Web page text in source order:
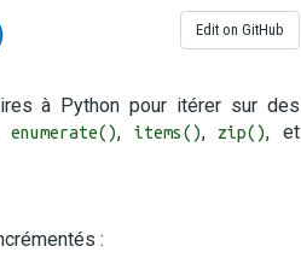
Edit on GitHub
à Python pour itérer sur des
enumerate(), items(), zip(), et
: